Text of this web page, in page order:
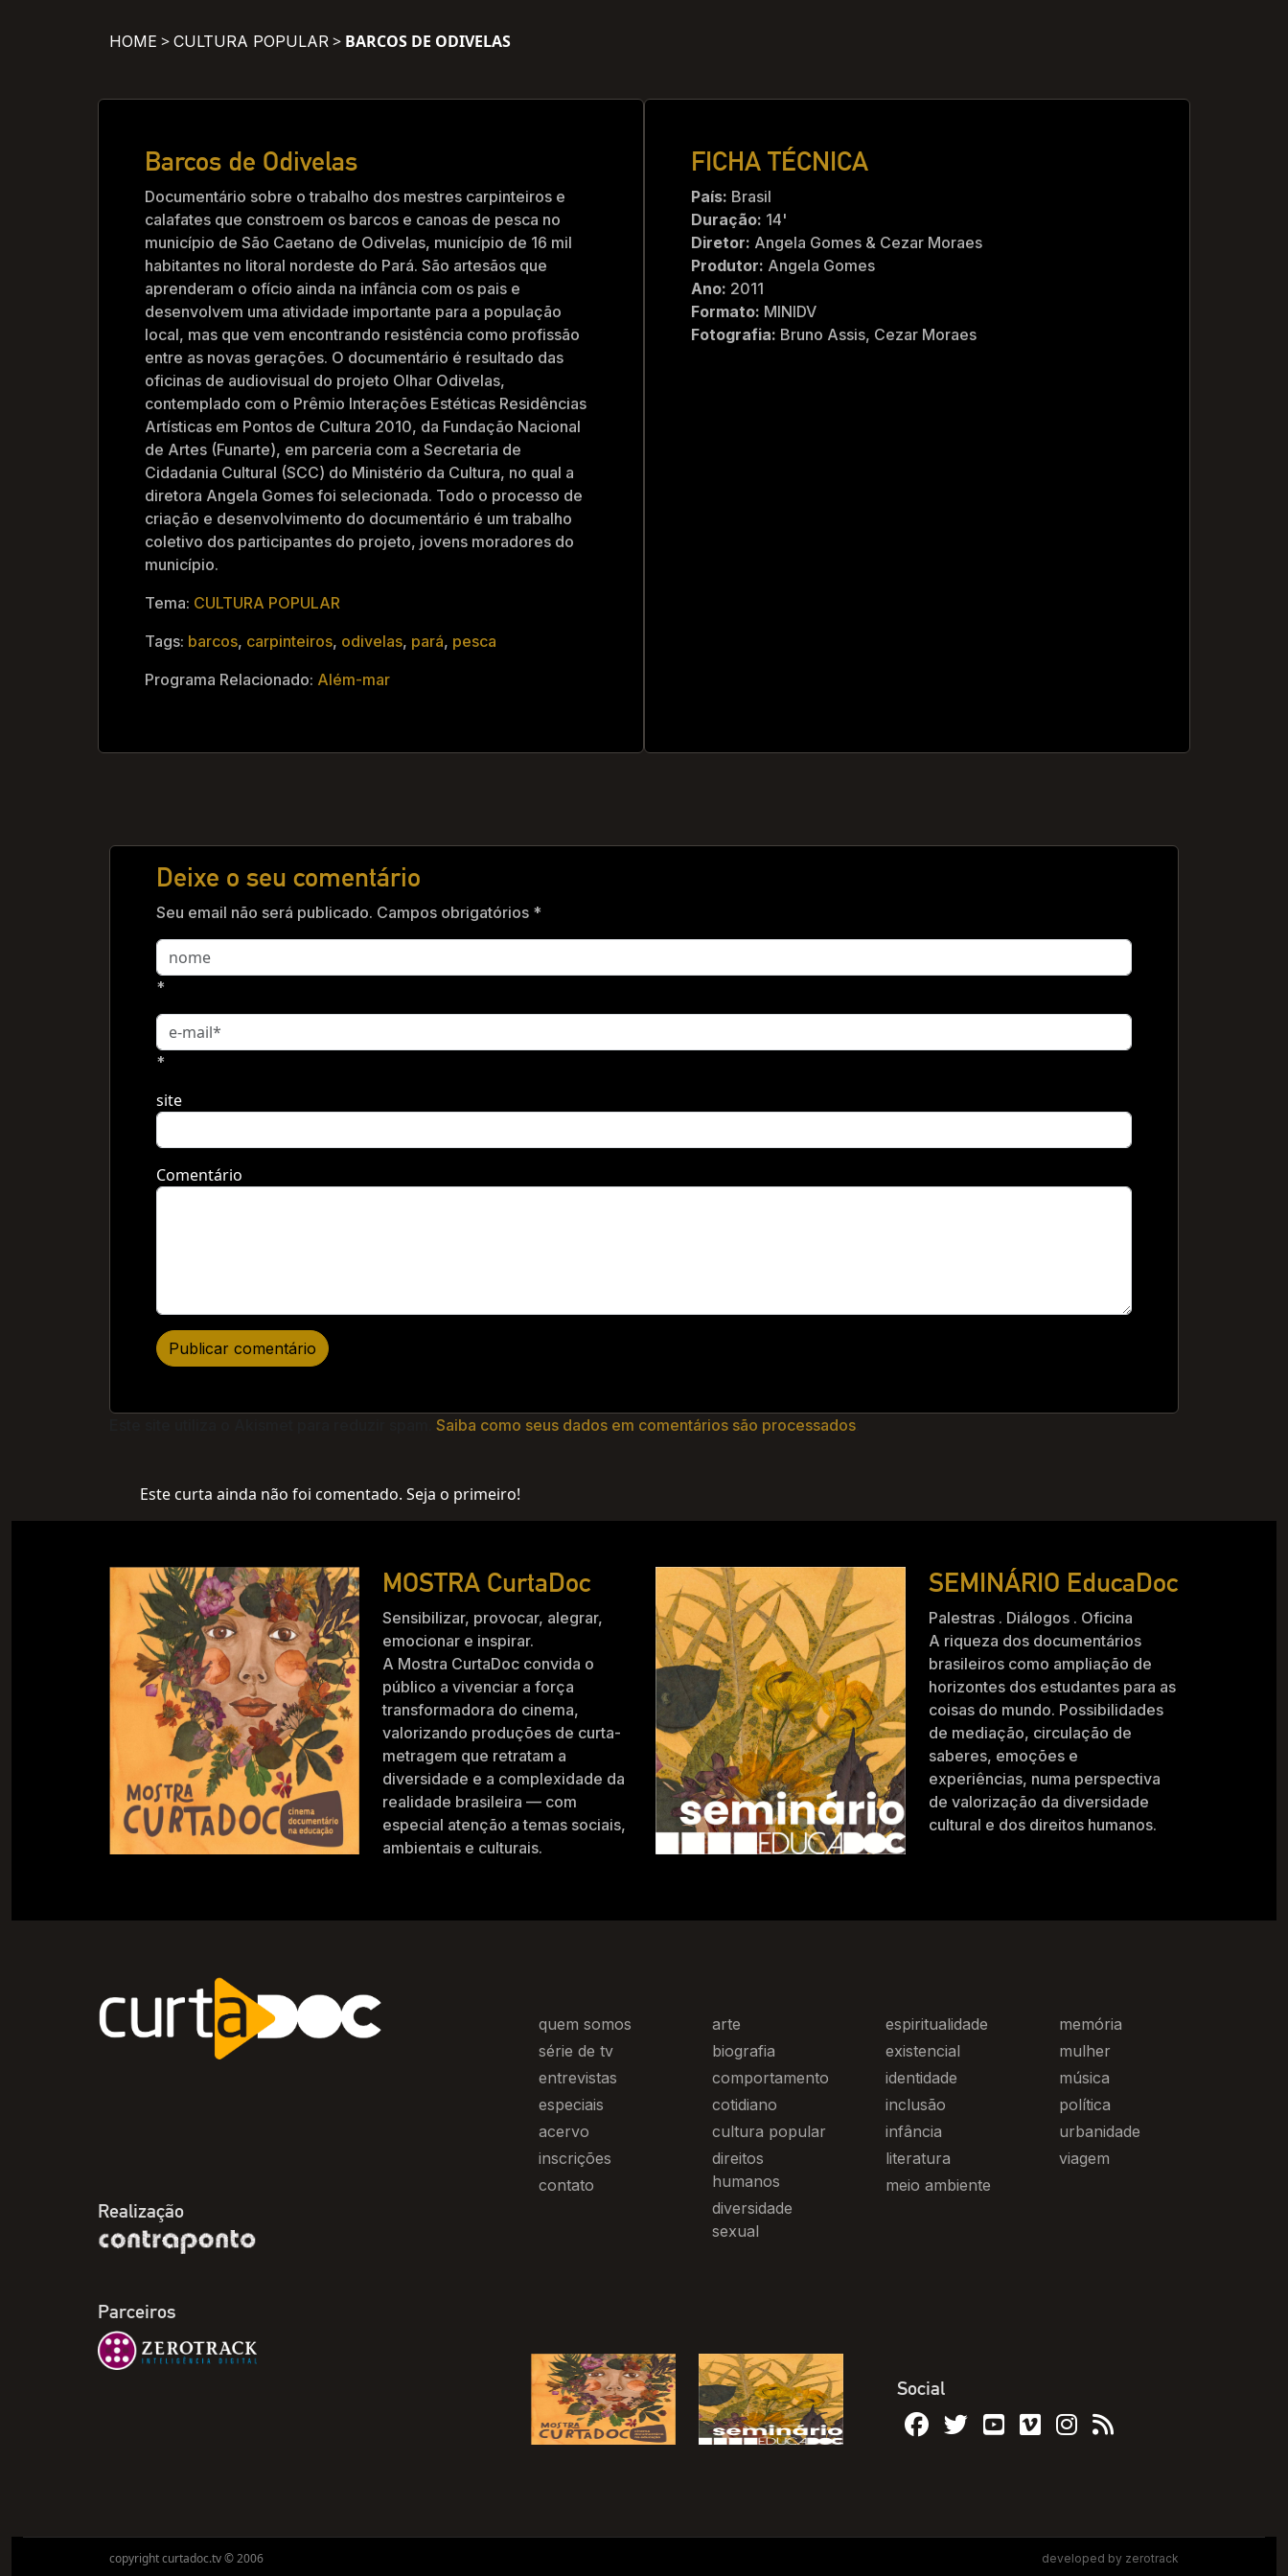
HOME > CULTURA POPULAR > BARCOS DE ODIVELAS
Barcos de Odivelas
Documentário sobre o trabalho dos mestres carpinteiros e
calafates que constroem os barcos e canoas de pesca no
município de São Caetano de Odivelas, município de 16 mil
habitantes no litoral nordeste do Pará. São artesãos que
aprenderam o ofício ainda na infância com os pais e
desenvolvem uma atividade importante para a população
local, mas que vem encontrando resistência como profissão
entre as novas gerações. O documentário é resultado das
oficinas de audiovisual do projeto Olhar Odivelas,
contemplado com o Prêmio Interações Estéticas Residências
Artísticas em Pontos de Cultura 2010, da Fundação Nacional
de Artes (Funarte), em parceria com a Secretaria de
Cidadania Cultural (SCC) do Ministério da Cultura, no qual a
diretora Angela Gomes foi selecionada. Todo o processo de
criação e desenvolvimento do documentário é um trabalho
coletivo dos participantes do projeto, jovens moradores do
município.
Tema: CULTURA POPULAR
Tags: barcos, carpinteiros, odivelas, pará, pesca
Programa Relacionado: Além-mar
FICHA TÉCNICA
País: Brasil
Duração: 14'
Diretor: Angela Gomes & Cezar Moraes
Produtor: Angela Gomes
Ano: 2011
Formato: MINIDV
Fotografia: Bruno Assis, Cezar Moraes
Deixe o seu comentário
Seu email não será publicado. Campos obrigatórios *
*
*
site
Comentário
Saiba como seus dados em comentários são processados
Este curta ainda não foi comentado. Seja o primeiro!
MOSTRA CurtaDoc
Sensibilizar, provocar, alegrar,
emocionar e inspirar.
A Mostra CurtaDoc convida o
público a vivenciar a força
transformadora do cinema,
valorizando produções de curta-
metragem que retratam a
diversidade e a complexidade da
realidade brasileira — com
especial atenção a temas sociais,
ambientais e culturais.
SEMINÁRIO EducaDoc
Palestras . Diálogos . Oficina
A riqueza dos documentários
brasileiros como ampliação de
horizontes dos estudantes para as
coisas do mundo. Possibilidades
de mediação, circulação de
saberes, emoções e
experiências, numa perspectiva
de valorização da diversidade
cultural e dos direitos humanos.
Realização
Parceiros
quem somos
série de tv
entrevistas
especiais
acervo
inscrições
contato
arte
biografia
comportamento
cotidiano
cultura popular
direitos
humanos
diversidade
sexual
espiritualidade
existencial
identidade
inclusão
infância
literatura
meio ambiente
memória
mulher
música
política
urbanidade
viagem
Social
copyright curtadoc.tv © 2006 developed by zerotrack